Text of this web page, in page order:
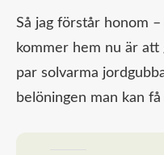
Så jag förstår honom
kommer hem nu är
par solvarma
belöningen man kan